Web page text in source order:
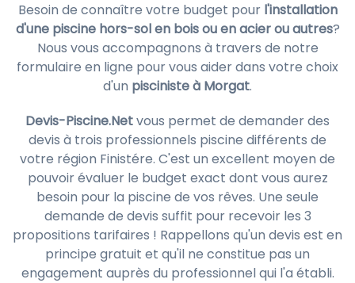
Besoin de connaître votre budget pour l'installation
d'une piscine hors-sol en bois ou en acier ou autres?
Nous vous accompagnons à travers de notre
formulaire en ligne pour vous aider dans votre choix
d'un pisciniste à Morgat.
Devis-Piscine.Netvous permet de demander des
devis à trois professionnels piscine différents de
votre région Finistére. C'est un excellent moyen de
pouvoir évaluer le budget exact dont vous aurez
besoin pour la piscine de vos rêves. Une seule
demande de devis suffit pour recevoir les 3
propositions tarifaires ! Rappellons qu'un devis est en
principe gratuit et qu'il ne constitue pas un
engagement auprès du professionnel qui l'a établi.